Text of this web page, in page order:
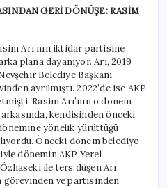
GERİ DÖNÜŞE: RASİM
Arı’nın iktidar partisine
plana dayanıyor. Arı, 2019
Belediye Başkanı
ayrılmıştı. 2022’de ise AKP
Rasim Arı’nın o dönem
kendisinden önceki
yönelik yürüttüğü
Önceki dönem belediye
dönemin AKP Yerel
ile ters düşen Arı,
görevinden ve partisinden